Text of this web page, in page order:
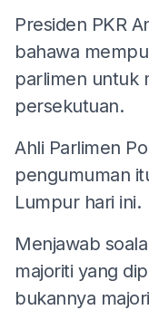
Presiden PKR
bahawa
parlimen untuk
persekutuan.
Ahli Parlimen
pengumuman
Lumpur hari ini.
Menjawab
majoriti yang
bukannya